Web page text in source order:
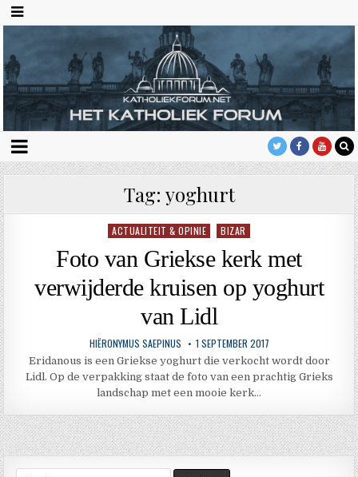
Tag: yoghurt
Geplaatst
ACTUALITEIT & OPINIE BIZAR
Foto van Griekse kerk met
verwijderde kruisen op yoghurt
van Lidl
HIËRONYMUS SAEPINUS 1 SEPTEMBER 2017
Eridanous is een Griekse yoghurt die verkocht wordt door
Lidl. Op de verpakking staat de foto van een prachtig Grieks
landschap met een mooie kerk…